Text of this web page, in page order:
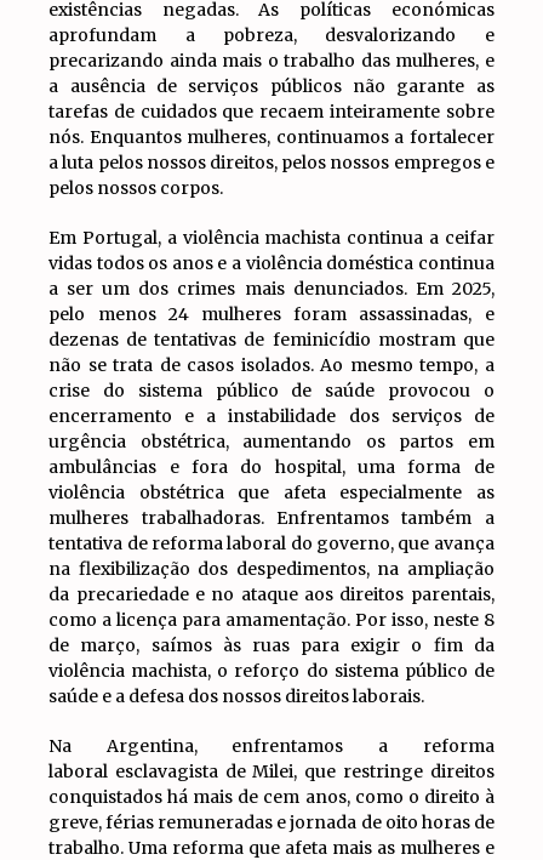
existências negadas. As políticas económicas
aprofundam a pobreza, desvalorizando e
precarizando ainda mais o trabalho das mulheres, e
a ausência de serviços públicos não garante as
tarefas de cuidados que recaem inteiramente sobre
nós. Enquantos mulheres, continuamos a fortalecer
a luta pelos nossos direitos, pelos nossos empregos e
pelos nossos corpos.
Em Portugal, a violência machista continua a ceifar
vidas todos os anos e a violência doméstica continua
a ser um dos crimes mais denunciados. Em 2025,
pelo menos 24 mulheres foram assassinadas, e
dezenas de tentativas de feminicídio mostram que
não se trata de casos isolados. Ao mesmo tempo, a
crise do sistema público de saúde provocou o
encerramento e a instabilidade dos serviços de
urgência obstétrica, aumentando os partos em
ambulâncias e fora do hospital, uma forma de
violência obstétrica que afeta especialmente as
mulheres trabalhadoras. Enfrentamos também a
tentativa de reforma laboral do governo, que avança
na flexibilização dos despedimentos, na ampliação
da precariedade e no ataque aos direitos parentais,
como a licença para amamentação. Por isso, neste 8
de março, saímos às ruas para exigir o fim da
violência machista, o reforço do sistema público de
saúde e a defesa dos nossos direitos laborais.
Na Argentina, enfrentamos a reforma
laboral esclavagista de Milei, que restringe direitos
conquistados há mais de cem anos, como o direito à
greve, férias remuneradas e jornada de oito horas de
trabalho. Uma reforma que afeta mais as mulheres e